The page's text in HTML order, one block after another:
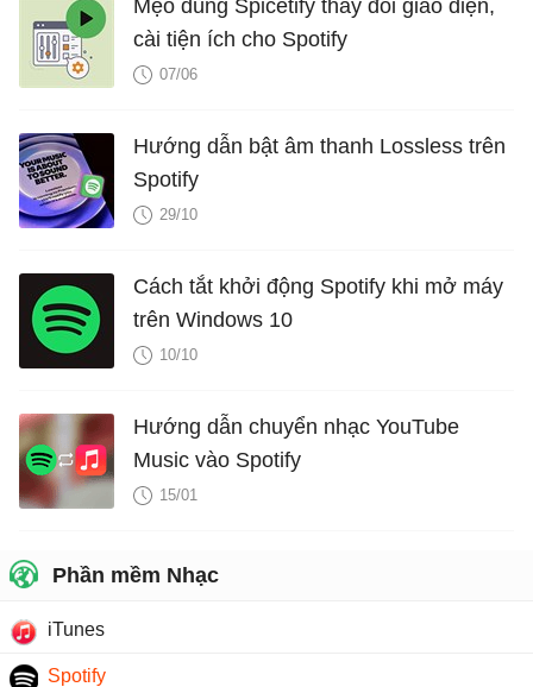
Mẹo dùng Spicetify thay đổi giao diện,
cài tiện ích cho Spotify
07/06
Hướng dẫn bật âm thanh Lossless trên
Spotify
29/10
Cách tắt khởi động Spotify khi mở máy
trên Windows 10
10/10
Hướng dẫn chuyển nhạc YouTube
Music vào Spotify
15/01
Phần mềm Nhạc
iTunes
Spotify